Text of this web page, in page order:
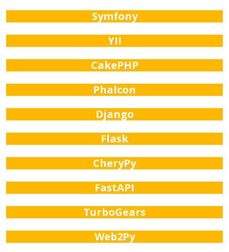
Symfony
YII
CakePHP
Phalcon
Django
Flask
CheryPy
FastAPI
TurboGears
Web2Py